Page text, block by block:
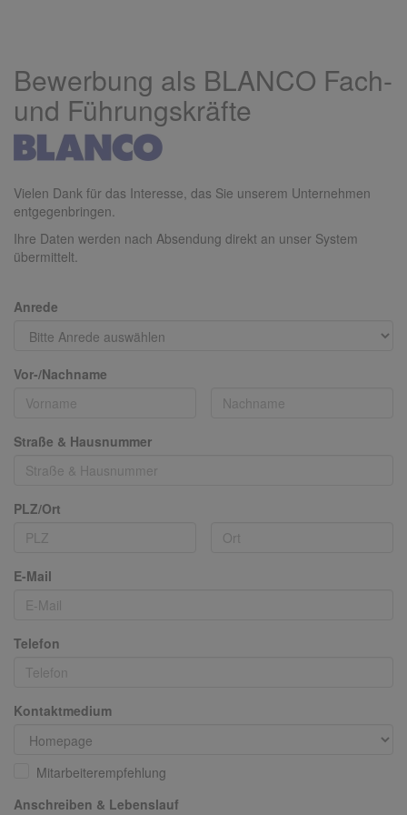
Bewerbung als BLANCO Fach-
und Führungskräfte
Vielen Dank für das Interesse, das Sie unserem Unternehmen
entgegenbringen.
Ihre Daten werden nach Absendung direkt an unser System
übermittelt.
Anrede
Vor-/Nachname
Straße & Hausnummer
PLZ/Ort
E-Mail
Telefon
Kontaktmedium
Mitarbeiterempfehlung
Anschreiben & Lebenslauf